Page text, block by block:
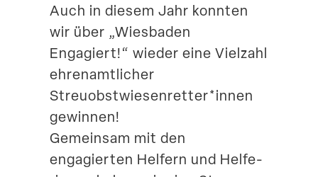
Auch in diesem Jahr konnten
wir über „Wiesbaden
Engagiert!“ wieder eine Vielzahl
ehren­amt­licher
Streuobstwiesenretter*innen
gewinnen!
Gemeinsam mit den
engagierten Helfern und Helfe­